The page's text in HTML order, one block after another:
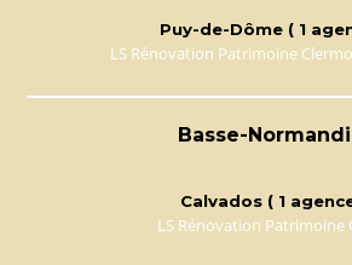
Puy-de-Dôme ( 1
LS Rénovation Patrimoine
Basse-
Calvados ( 1
LS Rénovation Patrimoine